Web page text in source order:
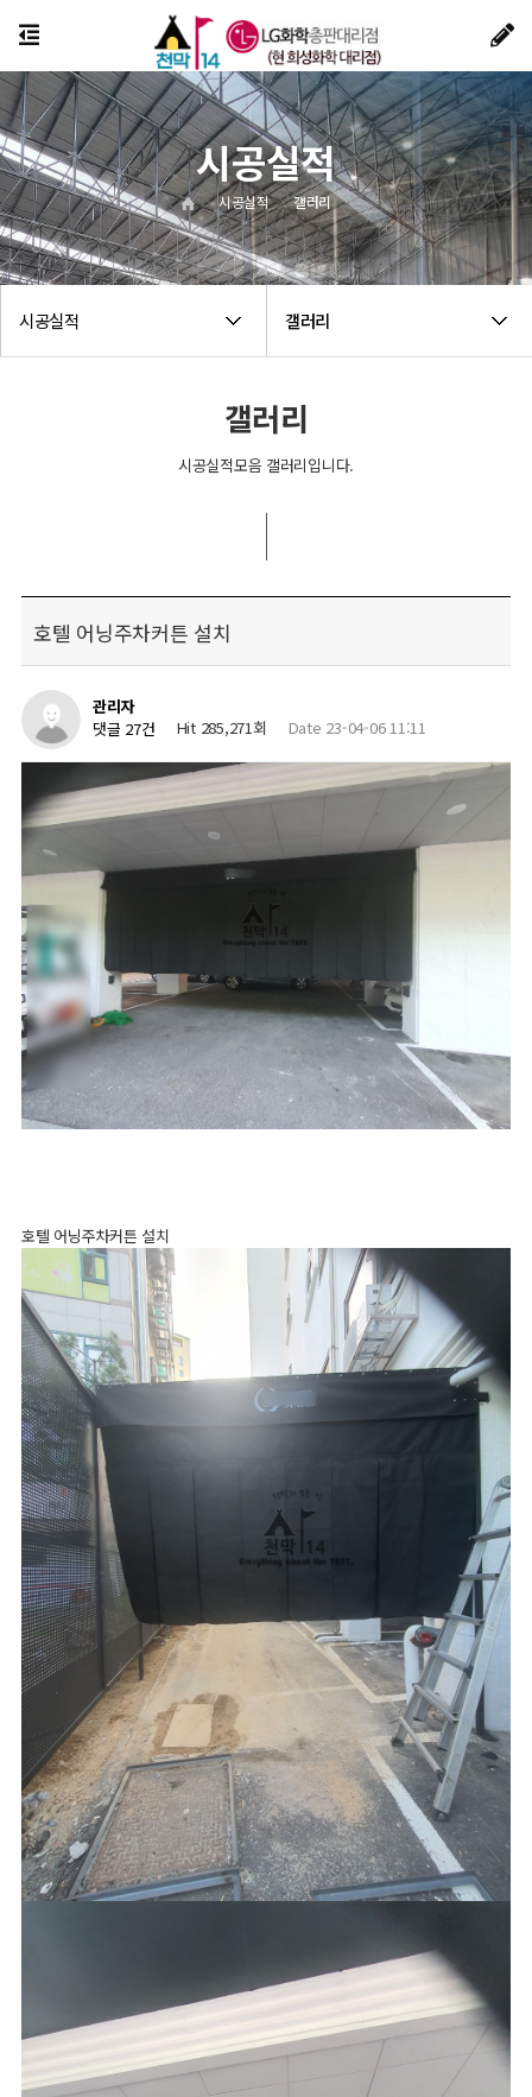
시공실적 갤러리
시공실적 갤러리
시공실적
갤러리
시공실적모음 갤러리입니다.
호텔 어닝주차커튼 설치
관리자
댓글 27건
Hit 285,271회 Date 23-04-06 11:11
호텔 어닝주차커튼 설치